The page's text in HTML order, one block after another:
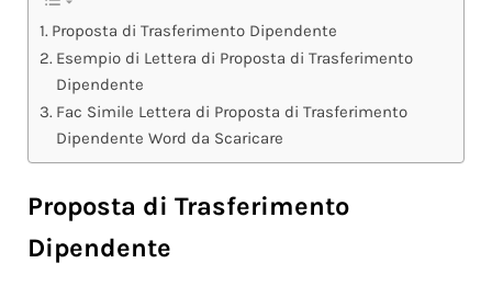
Proposta di Trasferimento Dipendente
Esempio di Lettera di Proposta di Trasferimento
Dipendente
Fac Simile Lettera di Proposta di Trasferimento
Dipendente Word da Scaricare
Proposta di Trasferimento
Dipendente